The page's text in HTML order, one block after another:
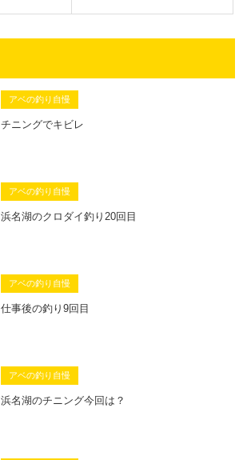
アベの釣り自慢
チニングでキビレ
アベの釣り自慢
浜名湖のクロダイ釣り20回目
アベの釣り自慢
仕事後の釣り9回目
アベの釣り自慢
浜名湖のチニング今回は？